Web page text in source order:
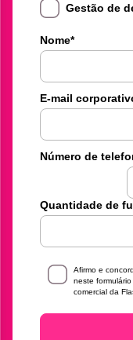
Gestão de
Nome*
E-mail
Número de
Quantidade de
Afirmo e
neste
comercial da